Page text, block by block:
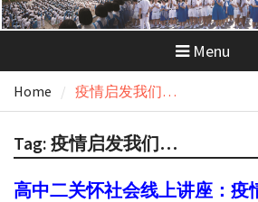
Menu
Home 疫情启发我们…
Tag: 疫情启发我们…
高中二关怀社会线上讲座：